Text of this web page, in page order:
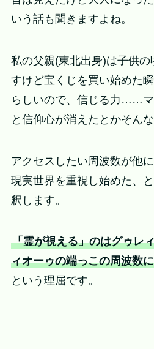
いう話も聞きますよね。
私の父親(東北出身)は子供
すけど宝くじを買い始めた
らしいので、信じる力……マ
と信仰心が消えたとかそん
アクセスしたい周波数が他
現実世界を重視し始めた、
釈します。
「霊が視える」のはグゥレ
ィオーゥの端っこの周波数
という理屈です。